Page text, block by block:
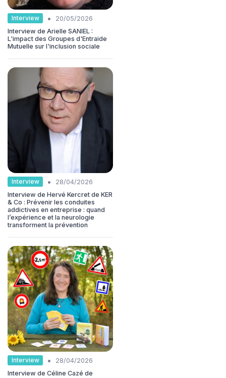
Interview •
20/05/2026
Interview de Arielle SANIEL :
L'impact des Groupes d'Entraide
Mutuelle sur l'inclusion sociale
Interview •
28/04/2026
Interview de Hervé Kercret de KER
& Co : Prévenir les conduites
addictives en entreprise : quand
l’expérience et la neurologie
transforment la prévention
Interview •
28/04/2026
Interview de Céline Cazé de